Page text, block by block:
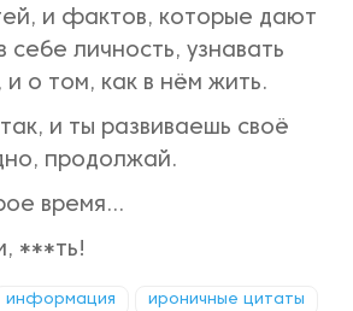
и фактов, которые дают
себе личность, узнавать
о том, как в нём жить.
и ты развиваешь своё
продолжай.
время...
***ть!
информация ироничные цитаты